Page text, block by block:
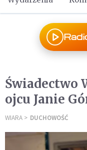
Świadectwo
ojcu Janie
WIARA DUCHOWOŚĆ